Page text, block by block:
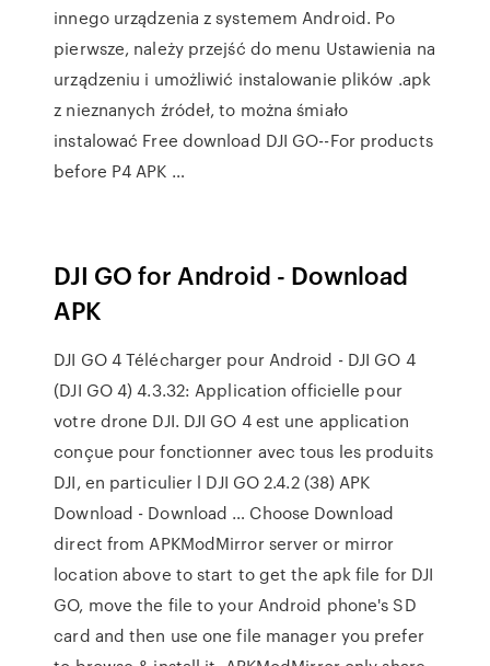
innego urządzenia z systemem Android. Po
pierwsze, należy przejść do menu Ustawienia na
urządzeniu i umożliwić instalowanie plików .apk
z nieznanych źródeł, to można śmiało
instalować Free download DJI GO--For products
before P4 APK …
DJI GO for Android - Download
APK
DJI GO 4 Télécharger pour Android - DJI GO 4
(DJI GO 4) 4.3.32: Application officielle pour
votre drone DJI. DJI GO 4 est une application
conçue pour fonctionner avec tous les produits
DJI, en particulier l DJI GO 2.4.2 (38) APK
Download - Download … Choose Download
direct from APKModMirror server or mirror
location above to start to get the apk file for DJI
GO, move the file to your Android phone's SD
card and then use one file manager you prefer